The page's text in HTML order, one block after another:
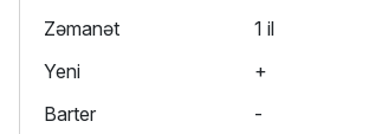
Zəmanət
1 il
Yeni
+
Barter
-